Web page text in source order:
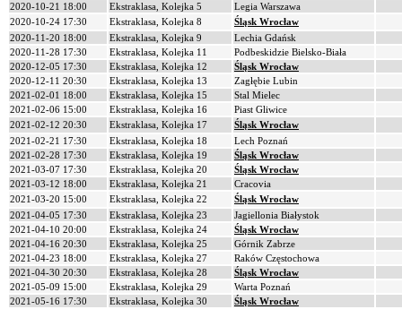
2020-10-21 18:00
Ekstraklasa, Kolejka 5
Legia Warszawa
2020-10-24 17:30
Ekstraklasa, Kolejka 8
Śląsk Wrocław
2020-11-20 18:00
Ekstraklasa, Kolejka 9
Lechia Gdańsk
2020-11-28 17:30
Ekstraklasa, Kolejka 11
Podbeskidzie Bielsko-Biała
2020-12-05 17:30
Ekstraklasa, Kolejka 12
Śląsk Wrocław
2020-12-11 20:30
Ekstraklasa, Kolejka 13
Zagłębie Lubin
2021-02-01 18:00
Ekstraklasa, Kolejka 15
Stal Mielec
2021-02-06 15:00
Ekstraklasa, Kolejka 16
Piast Gliwice
2021-02-12 20:30
Ekstraklasa, Kolejka 17
Śląsk Wrocław
2021-02-21 17:30
Ekstraklasa, Kolejka 18
Lech Poznań
2021-02-28 17:30
Ekstraklasa, Kolejka 19
Śląsk Wrocław
2021-03-07 17:30
Ekstraklasa, Kolejka 20
Śląsk Wrocław
2021-03-12 18:00
Ekstraklasa, Kolejka 21
Cracovia
2021-03-20 15:00
Ekstraklasa, Kolejka 22
Śląsk Wrocław
2021-04-05 17:30
Ekstraklasa, Kolejka 23
Jagiellonia Białystok
2021-04-10 20:00
Ekstraklasa, Kolejka 24
Śląsk Wrocław
2021-04-16 20:30
Ekstraklasa, Kolejka 25
Górnik Zabrze
2021-04-23 18:00
Ekstraklasa, Kolejka 27
Raków Częstochowa
2021-04-30 20:30
Ekstraklasa, Kolejka 28
Śląsk Wrocław
2021-05-09 15:00
Ekstraklasa, Kolejka 29
Warta Poznań
2021-05-16 17:30
Ekstraklasa, Kolejka 30 Śląsk Wrocław